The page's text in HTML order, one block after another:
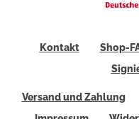
Kontakt Shop-
Versand und Zahlung